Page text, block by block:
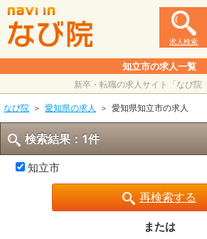
求人検索
知立市の求人一覧
新卒・転職の求人サイト「なび院
なび院
愛知県の求人 愛知県知立市の求人
検索結果：1件
知立市
再検索する
または